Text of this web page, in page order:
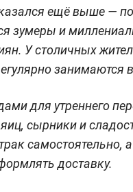
ещё выше —
зумеры и
У столичных
занимаются
для утреннего
сырники и
доставку.